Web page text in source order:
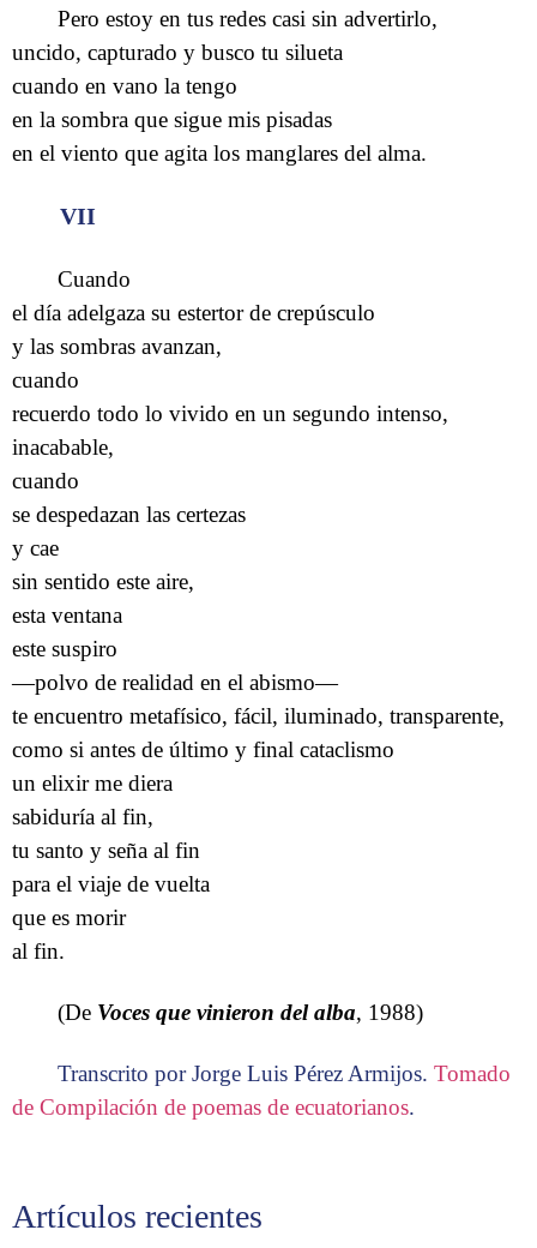
Artículos recientes
Pero estoy en tus redes casi sin advertirlo,
uncido, capturado y busco tu silueta
cuando en vano la tengo
en la sombra que sigue mis pisadas
en el viento que agita los manglares del alma.
VII
Cuando
el día adelgaza su estertor de crepúsculo
y las sombras avanzan,
cuando
recuerdo todo lo vivido en un segundo intenso,
inacabable,
cuando
se despedazan las certezas
y cae
sin sentido este aire,
esta ventana
este suspiro
—polvo de realidad en el abismo—
te encuentro metafísico, fácil, iluminado, transparente,
como si antes de último y final cataclismo
un elixir me diera
sabiduría al fin,
tu santo y seña al fin
para el viaje de vuelta
que es morir
al fin.
(De Voces que vinieron del alba, 1988)
Transcrito por Jorge Luis Pérez Armijos.Tomado
de Compilación de poemas de ecuatorianos.